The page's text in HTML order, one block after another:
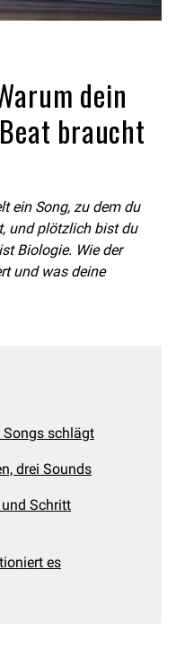
dein
braucht
ein Song, zu dem du
und plötzlich bist du
Biologie. Wie der
und was deine
Songs schlägt
drei Sounds
Schritt
es